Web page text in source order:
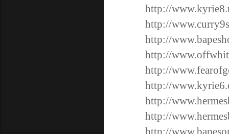
http://
http://
http://
http://
http://
http://
http://
http://
http://